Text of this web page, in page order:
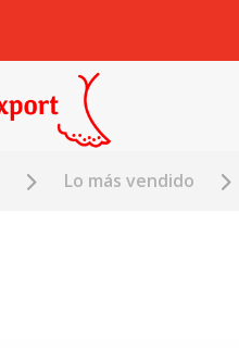
Lo más vendido